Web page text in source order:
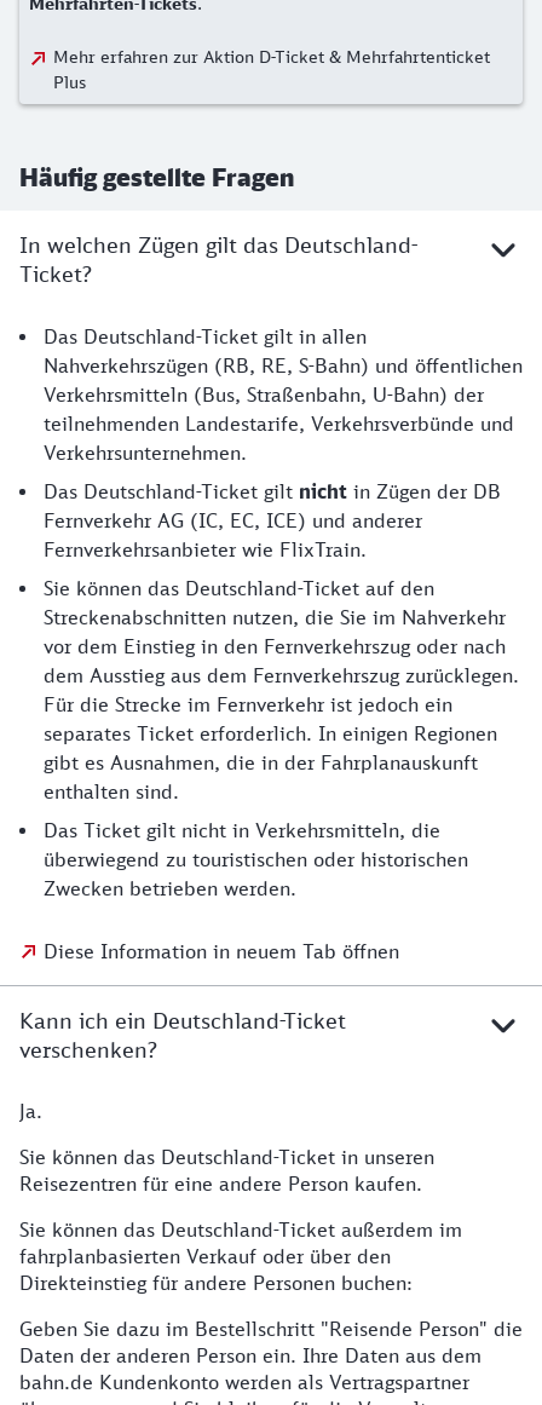
Mehr erfahren zur Aktion D-Ticket & Mehrfahrtenticket
Plus
Häufig gestellte Fragen
In welchen Zügen gilt das Deutschland-
Ticket?
Das Deutschland-Ticket gilt in allen
Nahverkehrszügen (RB, RE, S-Bahn) und öffentlichen
Verkehrsmitteln (Bus, Straßenbahn, U-Bahn) der
teilnehmenden Landestarife, Verkehrsverbünde und
Verkehrsunternehmen.
Das Deutschland-Ticket gilt nicht in Zügen der DB
Fernverkehr AG (IC, EC, ICE) und anderer
Fernverkehrsanbieter wie FlixTrain.
Sie können das Deutschland-Ticket auf den
Streckenabschnitten nutzen, die Sie im Nahverkehr
vor dem Einstieg in den Fernverkehrszug oder nach
dem Ausstieg aus dem Fernverkehrszug zurücklegen.
Für die Strecke im Fernverkehr ist jedoch ein
separates Ticket erforderlich. In einigen Regionen
gibt es Ausnahmen, die in der Fahrplanauskunft
enthalten sind.
Das Ticket gilt nicht in Verkehrsmitteln, die
überwiegend zu touristischen oder historischen
Zwecken betrieben werden.
Diese Information in neuem Tab öffnen
Kann ich ein Deutschland-Ticket
verschenken?
Ja.
Sie können das Deutschland-Ticket in unseren
Reisezentren für eine andere Person kaufen.
Sie können das Deutschland-Ticket außerdem im
fahrplanbasierten Verkauf oder über den
Direkteinstieg für andere Personen buchen:
Geben Sie dazu im Bestellschritt "Reisende Person" die
Daten der anderen Person ein. Ihre Daten aus dem
bahn.de Kundenkonto werden als Vertragspartner